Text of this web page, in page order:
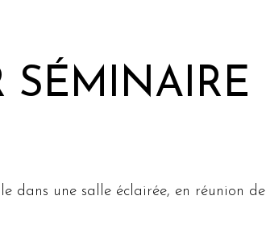
SÉMINAIRE
dans une salle éclairée, en réunion de